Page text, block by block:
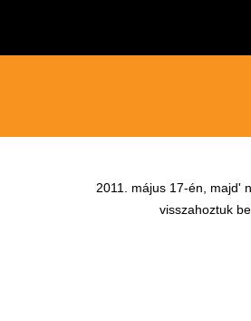
2011. május 17-én, majd'
visszahoztuk